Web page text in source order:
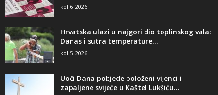
kol 6, 2026
Hrvatska ulazi u najgori dio toplinskog vala:
Danas i sutra temperature...
kol 5, 2026
Uoči Dana pobjede položeni vijenci i
zapaljene svijeće u Kaštel Lukšiću...